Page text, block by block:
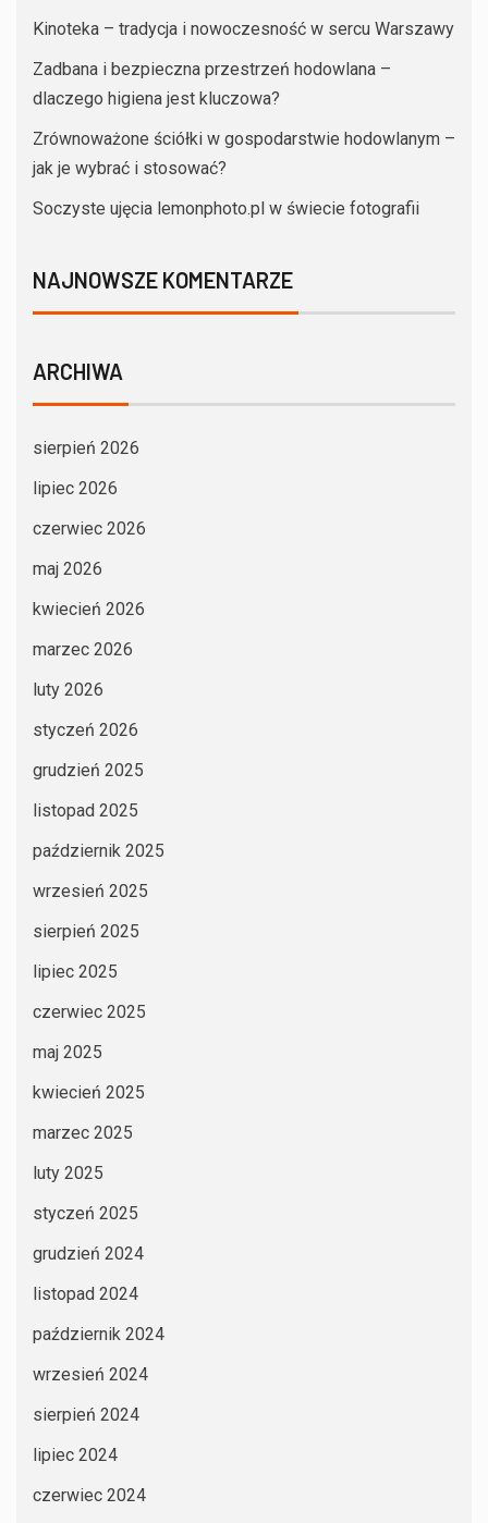
Kinoteka – tradycja i nowoczesność w sercu Warszawy
Zadbana i bezpieczna przestrzeń hodowlana –
dlaczego higiena jest kluczowa?
Zrównoważone ściółki w gospodarstwie hodowlanym –
jak je wybrać i stosować?
Soczyste ujęcia lemonphoto.pl w świecie fotografii
NAJNOWSZE KOMENTARZE
ARCHIWA
sierpień 2026
lipiec 2026
czerwiec 2026
maj 2026
kwiecień 2026
marzec 2026
luty 2026
styczeń 2026
grudzień 2025
listopad 2025
październik 2025
wrzesień 2025
sierpień 2025
lipiec 2025
czerwiec 2025
maj 2025
kwiecień 2025
marzec 2025
luty 2025
styczeń 2025
grudzień 2024
listopad 2024
październik 2024
wrzesień 2024
sierpień 2024
lipiec 2024
czerwiec 2024